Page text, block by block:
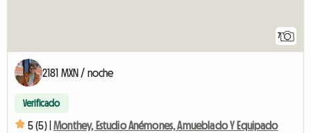
7
2181 MXN / noche
Verificado
5 (5) | Monthey, Estudio Anémones, Amueblado Y Equipado